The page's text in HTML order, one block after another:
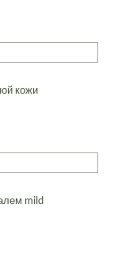
кожи
mild